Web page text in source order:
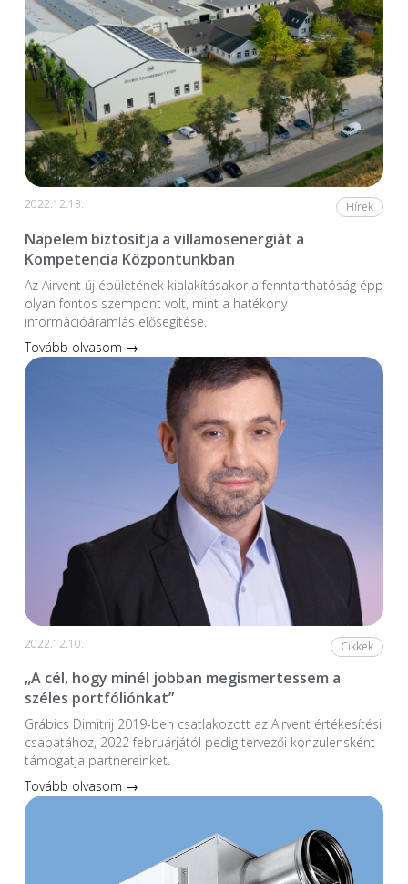
2022.12.13. Hírek
Napelem biztosítja a villamosenergiát a
Kompetencia Központunkban
Az Airvent új épületének kialakításakor a fenntarthatóság épp
olyan fontos szempont volt, mint a hatékony
információáramlás elősegítése.
Tovább olvasom →
2022.12.10. Cikkek
„A cél, hogy minél jobban megismertessem a
széles portfóliónkat”
Grábics Dimitrij 2019-ben csatlakozott az Airvent értékesítési
csapatához, 2022 februárjától pedig tervezői konzulensként
támogatja partnereinket.
Tovább olvasom →